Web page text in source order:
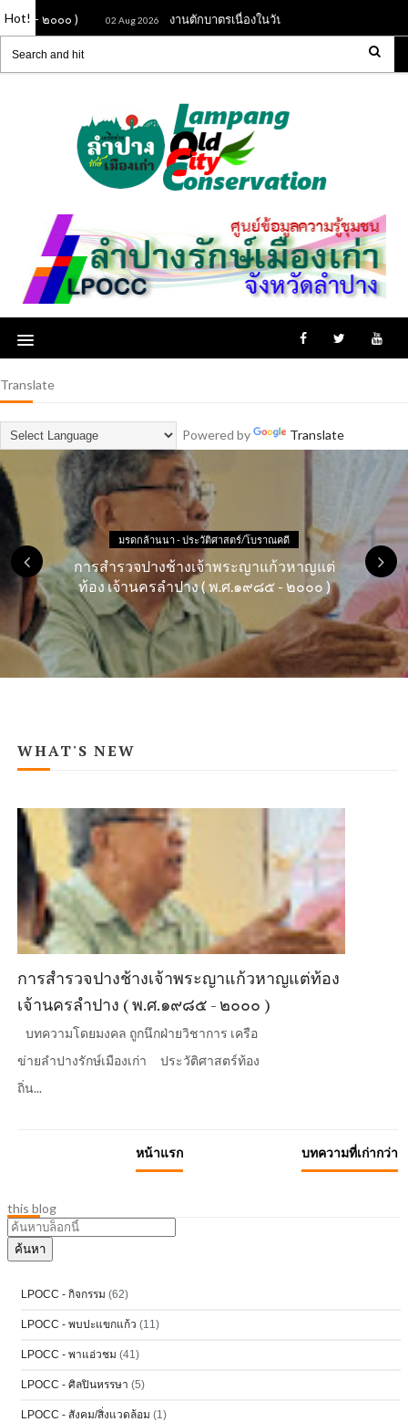
Hot!
๙๘๕ - ๒๐๐๐ ) 02 Aug 2026 งานตักบาตรเนื่องในวันเฉลิมพระชนมพรรษา
Translate
Powered by Translate
มรดกล้านนา - ประวัติศาสตร์/โบราณคดี
การสำรวจปางช้างเจ้าพระญาแก้วหาญแต่
ท้อง เจ้านครลำปาง ( พ.ศ.๑๙๘๕ - ๒๐๐๐ )
WHAT'S NEW
การสำรวจปางช้างเจ้าพระญาแก้วหาญแต่ท้อง
เจ้านครลำปาง ( พ.ศ.๑๙๘๕ - ๒๐๐๐ )
บทความโดยมงคล ถูกนึกฝ่ายวิชาการ เครือ
ข่ายลำปางรักษ์เมืองเก่า ประวัติศาสตร์ท้อง
ถิ่น...
บทความที่เก่ากว่า
หน้าแรก
this blog
LPOCC - กิจกรรม (62)
LPOCC - พบปะแขกแก้ว (11)
LPOCC - พาแอ่วชม (41)
LPOCC - ศิลปินหรรษา (5)
LPOCC - สังคม/สิ่งแวดล้อม (1)